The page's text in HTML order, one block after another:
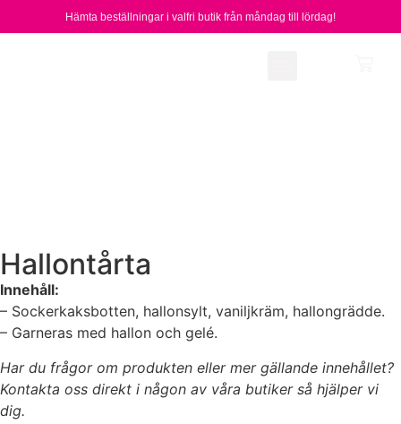
Hämta beställningar i valfri butik från måndag till lördag!
Hallontårta
Innehåll:
– Sockerkaksbotten, hallonsylt, vaniljkräm, hallongrädde.
– Garneras med hallon och gelé.
Har du frågor om produkten eller mer gällande innehållet?
Kontakta oss direkt i någon av våra butiker så hjälper vi
dig.